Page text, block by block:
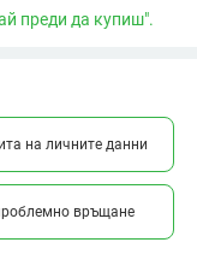
преди да купиш".
на личните данни
връщане